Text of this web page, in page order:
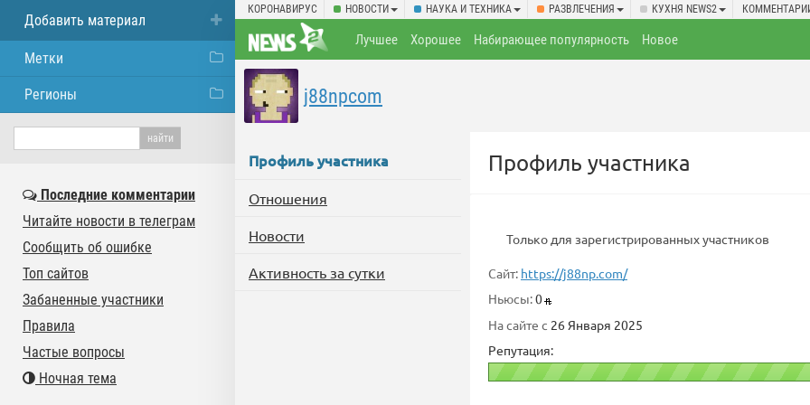
КОРОНАВИРУС НОВОСТИ НАУКА И ТЕХНИКА РАЗВЛЕЧЕНИЯ КУХНЯ NEWS2
Лучшее Хорошее Набирающее популярность Новое
j88npcom
Профиль участника
Отношения
Новости
Активность за сутки
Профиль участника
Только для зарегистрированных участников
Сайт: https://j88np.com/
Ньюсы:0
На сайте с 26 Января 2025
Репутация:
Добавить материал
Метки
Регионы
Последние комментарии
Читайте новости в телеграм
Сообщить об ошибке
Топ сайтов
Забаненные участники
Правила
Частые вопросы
Ночная тема